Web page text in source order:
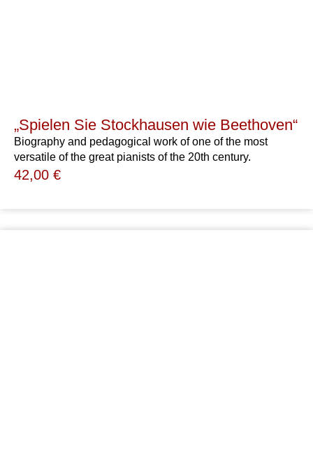
„Spielen Sie Stockhausen wie Beethoven“
Biography and pedagogical work of one of the most
versatile of the great pianists of the 20th century.
42,00 €